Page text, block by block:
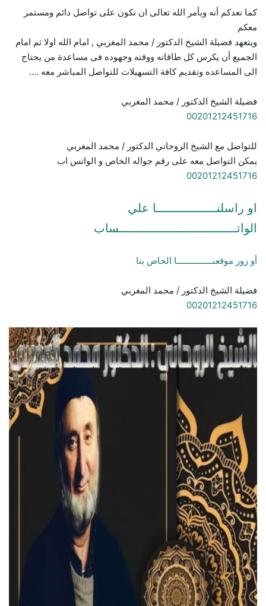
كما نعدكم أنه وبأمر الله تعالى ان نكون على تواصل دائم ومستمر
معكم
ويتعهد فضيلة الشيخ الدكتور / محمد المغربي , امام الله اولا ثم امام
الجميع أن يكرس كل طاقاته ووقته وجهوده فى مساعدة من يحتاج
الى المساعده وتقديم كافة التسهيلات للتواصل المباشر معه ….
فضيلة الشيخ الدكتور / محمد المغربي
00201212451716
للتواصل مع الشيخ الروحاني الدكتور / محمد المغربي
يمكن التواصل معه على رقم جواله الخاص و الواتس اب
00201212451716
او راسلنـــــــــــــــــا علي
الواتـــــــــــــــــــــــــــــــــساب
أو زور موقعنـــــــــــــــا الخاص بنا
فضيلة الشيخ الدكتور / محمد المغربي
00201212451716